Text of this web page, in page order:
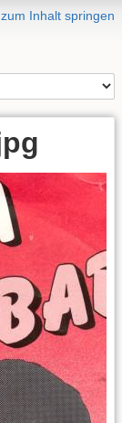
zum Inhalt springen